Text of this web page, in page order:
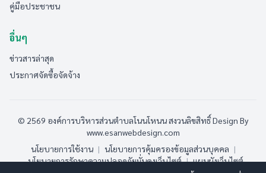
คู่มือประชาชน
อื่นๆ
ข่าวสารล่าสุด
ประกาศจัดซื้อจัดจ้าง
© 2569 องค์การบริหารส่วนตำบลโนนโหนน สงวนลิขสิทธิ์Design By
www.esanwebdesign.com
นโยบายการใช้งาน | นโยบายการคุ้มครองข้อมูลส่วนบุคคล |
นโยบายการรักษาความปลอดภัยมั่นคงเว็บไซต์ | แผนผังเว็บไซต์